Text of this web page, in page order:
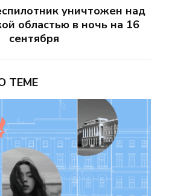
уничтожен над
областью в ночь на 16
сентября
ТЕМЕ